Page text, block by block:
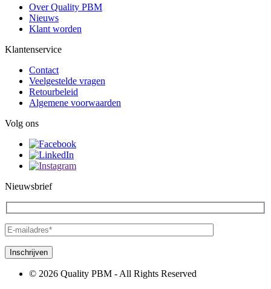
Over Quality PBM
Nieuws
Klant worden
Klantenservice
Contact
Veelgestelde vragen
Retourbeleid
Algemene voorwaarden
Volg ons
Nieuwsbrief
© 2026 Quality PBM - All Rights Reserved